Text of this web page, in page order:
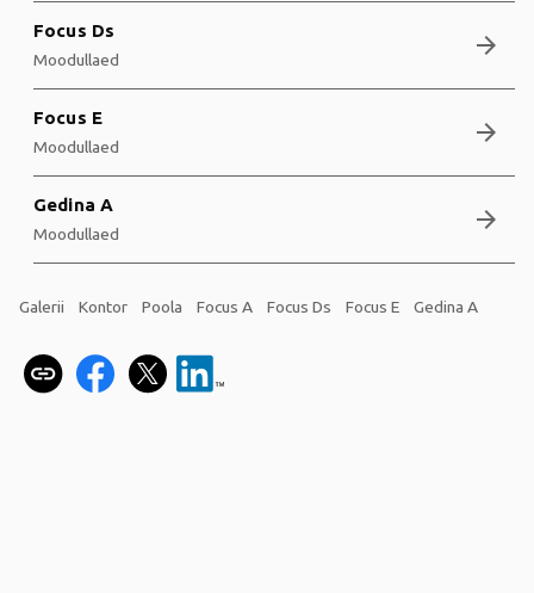
Focus Ds
Moodullaed arrow_forward
Focus E
Moodullaed arrow_forward
Gedina A
Moodullaed arrow_forward
Galerii Kontor Poola Focus A Focus Ds Focus E Gedina A